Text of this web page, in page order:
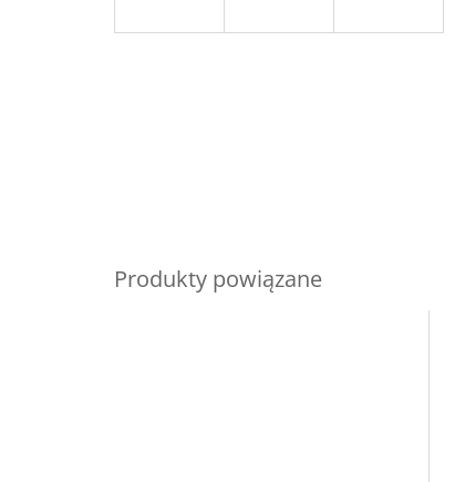
Produkty powiązane